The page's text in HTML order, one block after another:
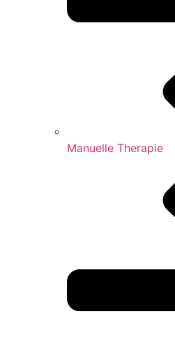
Manuelle Therapie